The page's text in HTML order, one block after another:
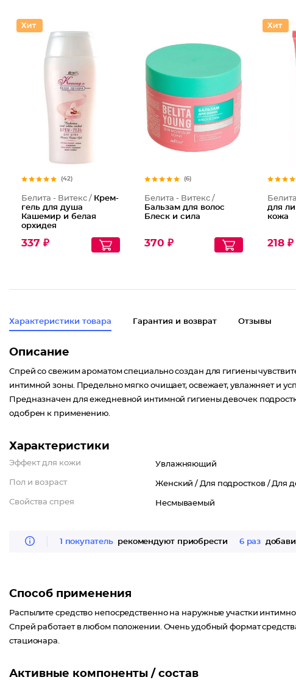
(42)
Белита - Витекс / Крем-
гель для душа
Кашемир и белая
орхидея
337 ₽
(6)
Белита - Витекс /
Бальзам для волос
Блеск и сила
370 ₽
для
кожа
218 ₽
Характеристики товара Гарантия и возврат Отзывы
Описание
Спрей со свежим ароматом специально создан для гигиены
интимной зоны. Предельно мягко очищает, освежает, увлажняет и
Предназначен для ежедневной интимной гигиены девочек
одобрен к применению.
Характеристики
Эффект для кожи Увлажняющий
Пол и возраст Женский /Для подростков /Для
Свойства спрея Несмываемый
1 покупатель рекомендуют приобрести 6 раз
Способ применения
Распылите средство непосредственно на наружные участки
Спрей работает в любом положении. Очень удобный формат
стационара.
Активные компоненты / состав